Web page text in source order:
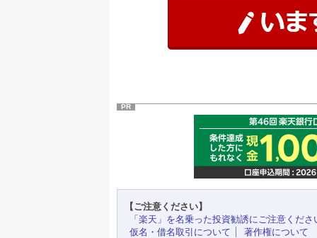
PR
【ご注意ください】
「楽天」を名乗った投資勧誘にご注意くださ
仮名・借名取引について
著作権について